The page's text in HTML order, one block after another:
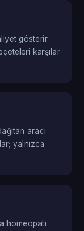
gösterir.
karşılar
aracı
yalnızca
homeopati